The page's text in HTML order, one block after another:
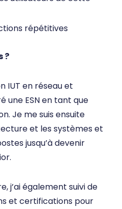
répétitives
?
IUT en réseau et
une ESN en tant que
Je me suis ensuite
et les systèmes et
jusqu’à devenir
j’ai également suivi de
et certifications pour